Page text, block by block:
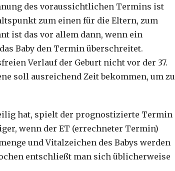
des voraussichtlichen Termins ist
zum einen für die Eltern, zum
ist das vor allem dann, wenn ein
Baby den Termin überschreitet.
Verlauf der Geburt nicht vor der 37.
soll ausreichend Zeit bekommen, um zu
hat, spielt der prognostizierte Termin
wenn der ET (errechneter Termin)
und Vitalzeichen des Babys werden
entschließt man sich üblicherweise